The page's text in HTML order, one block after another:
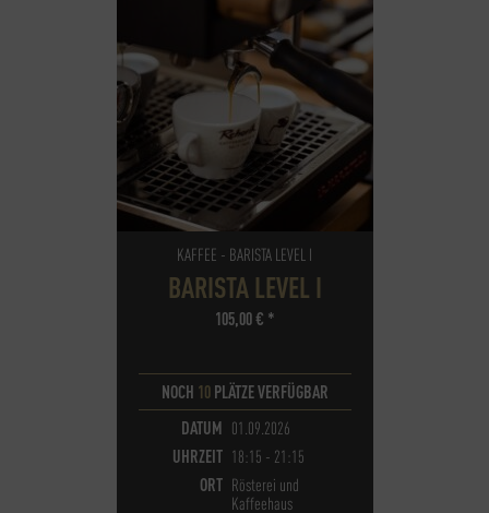
KAFFEE - BARISTA LEVEL I
BARISTA LEVEL I
105,00€ *
NOCH 10PLÄTZE VERFÜGBAR
DATUM 01.09.2026
UHRZEIT 18:15 - 21:15
ORT Rösterei und
Kaffeehaus